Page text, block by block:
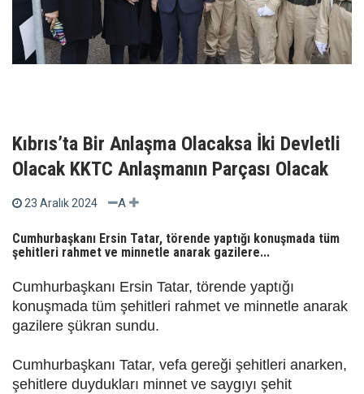
Kıbrıs’ta Bir Anlaşma Olacaksa İki Devletli
Olacak KKTC Anlaşmanın Parçası Olacak
23 Aralık 2024 A
Cumhurbaşkanı Ersin Tatar, törende yaptığı konuşmada tüm
şehitleri rahmet ve minnetle anarak gazilere...
Cumhurbaşkanı Ersin Tatar, törende yaptığı
konuşmada tüm şehitleri rahmet ve minnetle anarak
gazilere şükran sundu.
Cumhurbaşkanı Tatar, vefa gereği şehitleri anarken,
şehitlere duydukları minnet ve saygıyı şehit